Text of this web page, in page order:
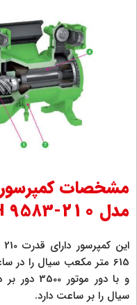
مدل CSH 9583-210
سیال را بر ساعت دارد.